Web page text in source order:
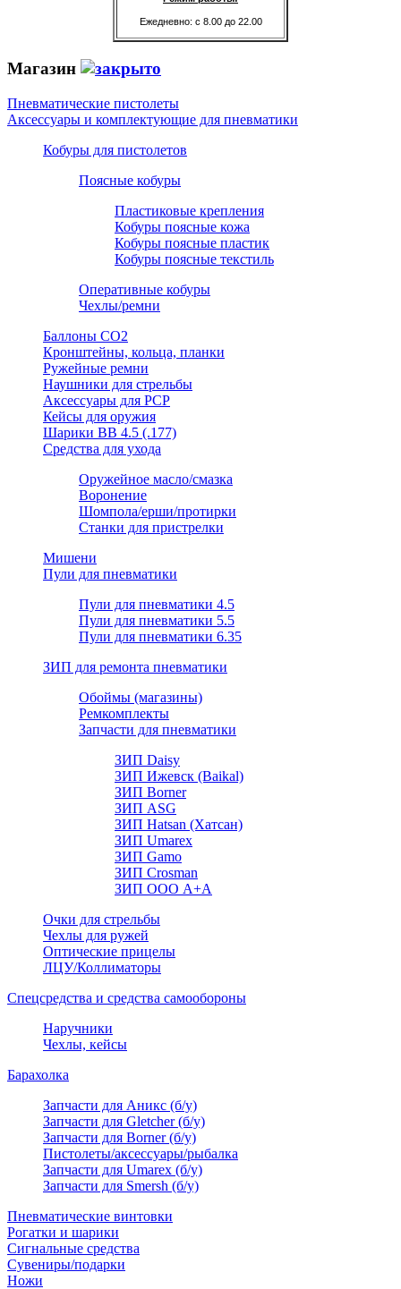
Ежедневно: с 8.00 до 22.00
Магазин
Пневматические пистолеты
Аксессуары и комплектующие для пневматики
Кобуры для пистолетов
Поясные кобуры
Пластиковые крепления
Кобуры поясные кожа
Кобуры поясные пластик
Кобуры поясные текстиль
Оперативные кобуры
Чехлы/ремни
Баллоны СО2
Кронштейны, кольца, планки
Ружейные ремни
Наушники для стрельбы
Аксессуары для PCP
Кейсы для оружия
Шарики ВВ 4.5 (.177)
Средства для ухода
Оружейное масло/смазка
Воронение
Шомпола/ерши/протирки
Станки для пристрелки
Мишени
Пули для пневматики
Пули для пневматики 4.5
Пули для пневматики 5.5
Пули для пневматики 6.35
ЗИП для ремонта пневматики
Обоймы (магазины)
Ремкомплекты
Запчасти для пневматики
ЗИП Daisy
ЗИП Ижевск (Baikal)
ЗИП Borner
ЗИП ASG
ЗИП Hatsan (Хатсан)
ЗИП Umarex
ЗИП Gamo
ЗИП Crosman
ЗИП ООО А+А
Очки для стрельбы
Чехлы для ружей
Оптические прицелы
ЛЦУ/Коллиматоры
Спецсредства и средства самообороны
Наручники
Чехлы, кейсы
Барахолка
Запчасти для Аникс (б/у)
Запчасти для Gletcher (б/у)
Запчасти для Borner (б/у)
Пистолеты/аксессуары/рыбалка
Запчасти для Umarex (б/у)
Запчасти для Smersh (б/у)
Пневматические винтовки
Рогатки и шарики
Сигнальные средства
Сувениры/подарки
Ножи